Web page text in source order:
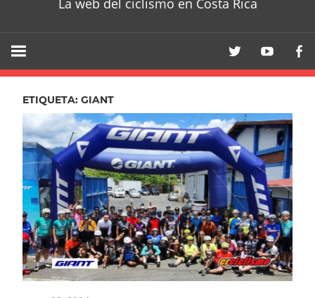
La web del ciclismo en Costa Rica
ETIQUETA: GIANT